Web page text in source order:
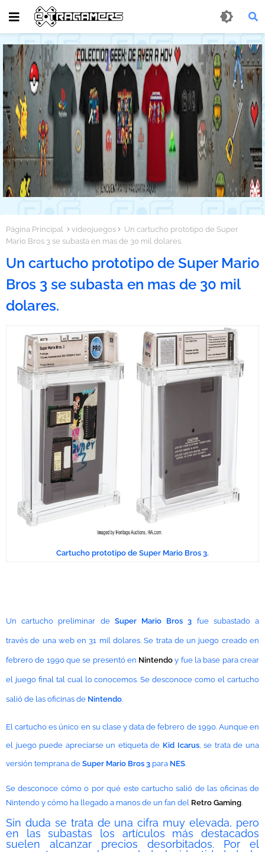
Página Principal videojuegos
Un cartucho prototipo de Super
Mario Bros 3 se subasta en mas de 30 mil dolares.
Un cartucho prototipo de Super Mario
Bros 3 se subasta en mas de 30 mil
dolares.
Cartucho prototipo de Super Mario Bros 3.
Un cartucho preliminar de Super Mario Bros 3 fue subastado a
través de una web en 31 mil dolares. Se trata de un juego creado en
febrero de 1990 que se presentó en Nintendo y fue la base para crear
el juego final tal cual lo conocemos. Se desconoce como el cartucho
salió de las oficinas de Nintendo.
El cartucho es único en su clase y data de febrero de 1990. Aunque en
el juego puede apreciarse un etiqueta de Kid Icarus, se trata de una
versión temprana de Super Mario Bros 3 para NES.
Se desconoce cómo o por qué este cartucho salió de las oficinas de
Nintendo y cómo ha llegado a manos de un fan del Retro Gaming.
Sin duda se trata de una cifra muy elevada, pero
en las subastas los artículos más destacados
suelen alcanzar precios desorbitados. Por el